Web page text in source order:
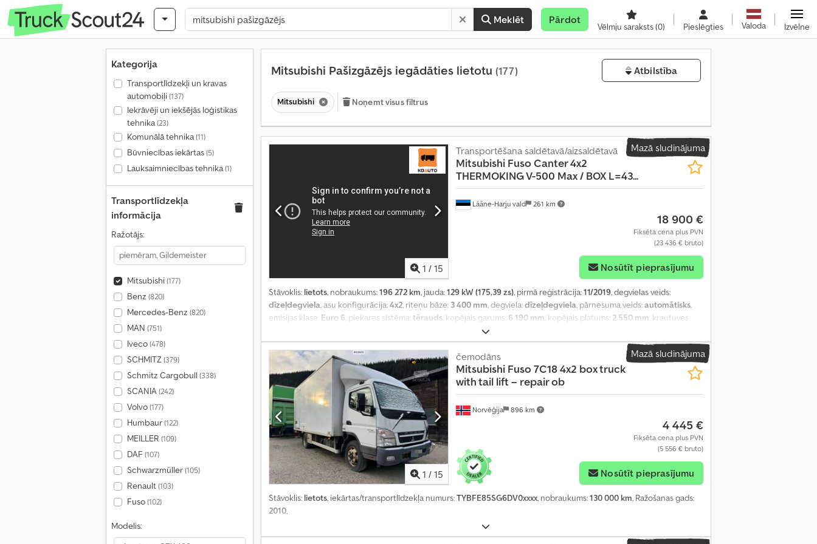
Meklēt Pārdot
Vēlmju saraksts(0) Pieslēgties Valoda Izvēlne
Kategorija
Transportlīdzekļi un kravas
automobiļi(137)
Iekrāvēji un iekšējās loģistikas
tehnika(23)
Komunālā tehnika(11)
Būvniecības iekārtas(5)
Lauksaimniecības tehnika(1)
Transportlīdzekļa
informācija
Ražotājs:
Mitsubishi(177)
Benz (820)
Mercedes-Benz (820)
MAN (751)
Iveco(478)
SCHMITZ(379)
Schmitz Cargobull (338)
SCANIA(242)
Volvo(177)
Humbaur(122)
MEILLER (109)
DAF (107)
Schwarzmüller(105)
Renault(103)
Fuso(102)
Modelis:
Mitsubishi Pašizgāzējs iegādāties lietotu (177) Atbilstība
Mitsubishi Noņemt visus filtrus
Mazā sludinājuma
1 / 15
Lääne-Harju vald 261 km
Transportēšana saldētavā/aizsaldētavā
Mitsubishi Fuso Canter 4x2
THERMOKING V-500 Max / BOX L=43...
18 900 €
Fiksēta cena plus PVN
(23 436 € bruto)
Nosūtīt pieprasījumu
Stāvoklis: lietots, nobraukums:196 272 km, jauda:129 kW (175,39 zs), pirmā reģistrācija:11/2019, degvielas veids:
dīzeļdegviela, asu konfigurācija:4x2, riteņu bāze: 3 400 mm, degviela:dīzeļdegviela, pārnesuma veids:automātisks,
emisijas klase: Euro 6, piekares sistēma:tērauds, kopējais garums: 6 190 mm, kopējais platums: 2 550 mm, krautuves
, iekraušanas telpas augstums:
2019, Aprīkojums:borta dators, centrālā atslēga, elektriskais logu regulators, elektriski regulējams spogulis, gaisa
kondicionēšana, kruīza kontrole, stāvvietas sildītājs, sēdekļa apsilde
Mazā sludinājuma
1 / 15
Norvēģija 896 km
čemodāns
Mitsubishi Fuso 7C18 4x2 box truck
with tail lift – repair ob
4 445 €
Fiksēta cena plus PVN
(5 556 € bruto)
Nosūtīt pieprasījumu
Stāvoklis: lietots, iekārtas/transportlīdzekļa numurs:TYBFE85SG6DV0xxxx, nobraukums:130 000 km, Ražošanas gads:
2010,
M
n
r
ā
k
n
k
ā
1
4
0
0
p
r
u
m